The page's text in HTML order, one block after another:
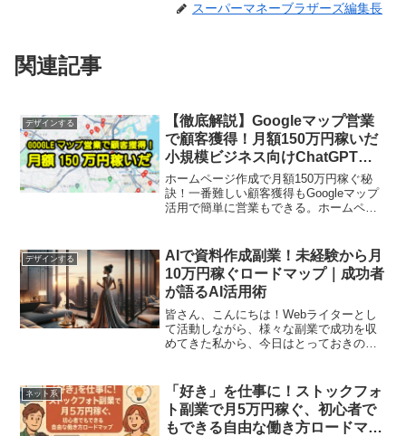
スーパーマネーブラザーズ編集長
関連記事
デザインする
【徹底解説】Googleマップ営業
で顧客獲得！月額150万円稼いだ
小規模ビジネス向けChatGPTを
使ったホームページ作成戦略
ホームページ作成で月額150万円稼ぐ秘
訣！一番難しい顧客獲得もGoogleマップ
活用で簡単に営業もできる。ホームペー
上アップ！月額150万円の収益を達成した
方法を公開！
デザインする
AIで資料作成副業！未経験から月
10万円稼ぐロードマップ｜成功者
が語るAI活用術
皆さん、こんにちは！Webライターとし
て活動しながら、様々な副業で成功を収
めてきた私から、今日はとっておきの情
で未経験から月10万円も夢じゃない資料
作成と聞くと、「地...
ネット系
「好き」を仕事に！ストックフォ
ト副業で月5万円稼ぐ、初心者で
もできる自由な働き方ロードマッ